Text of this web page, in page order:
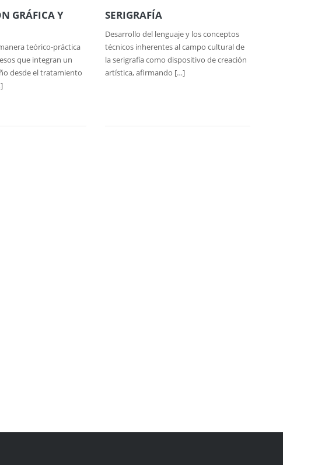
GRÁFICA Y
teórico-práctica
que integran un
desde el tratamiento
SERIGRAFÍA
Desarrollo del lenguaje y los conceptos
técnicos inherentes al campo cultural de
la serigrafía como dispositivo de creación
artística, afirmando […]